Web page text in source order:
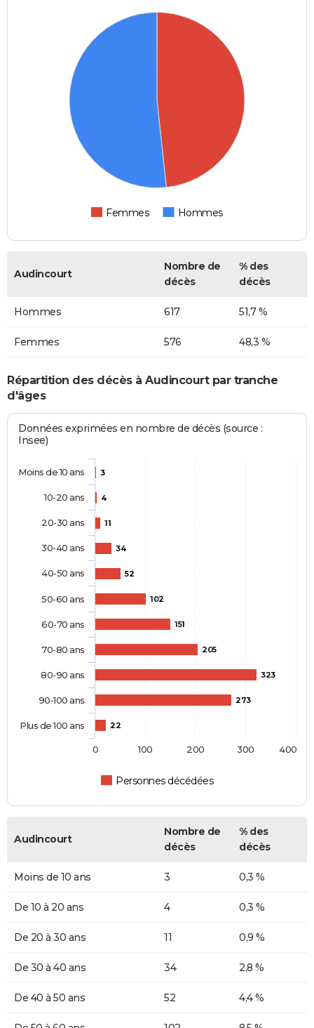
Femmes Hommes
Audincourt
Nombre de
décès
% des
décès
Hommes 617 51,7 %
Femmes 576 48,3 %
Répartition des décès à Audincourt par tranche
d'âges
Données exprimées en nombre de décès (source :
Insee)
3
4
11
34
52
102
151
205
323
273
22
Personnes décédées
Moins de 10 ans
10-20 ans
20-30 ans
30-40 ans
40-50 ans
50-60 ans
60-70 ans
70-80 ans
80-90 ans
90-100 ans
Plus de 100 ans
0 100 200 300 400
Audincourt
Nombre de
décès
% des
décès
Moins de 10 ans 3 0,3 %
De 10 à 20 ans 4 0,3 %
De 20 à 30 ans 11 0,9 %
De 30 à 40 ans 34 2,8 %
De 40 à 50 ans 52 4,4 %